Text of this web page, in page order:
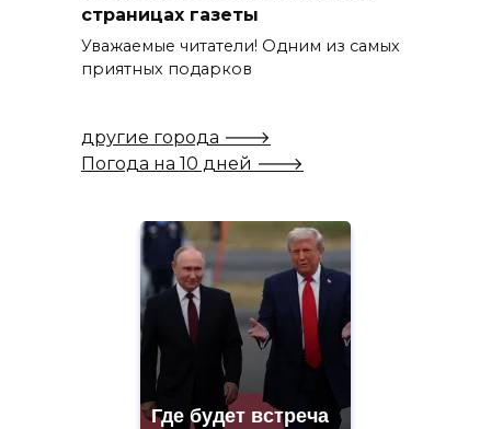
страницах газеты
Уважаемые читатели! Одним из самых
приятных подарков
другие города 🡒
Погода на 10 дней 🡒
Где будет встреча